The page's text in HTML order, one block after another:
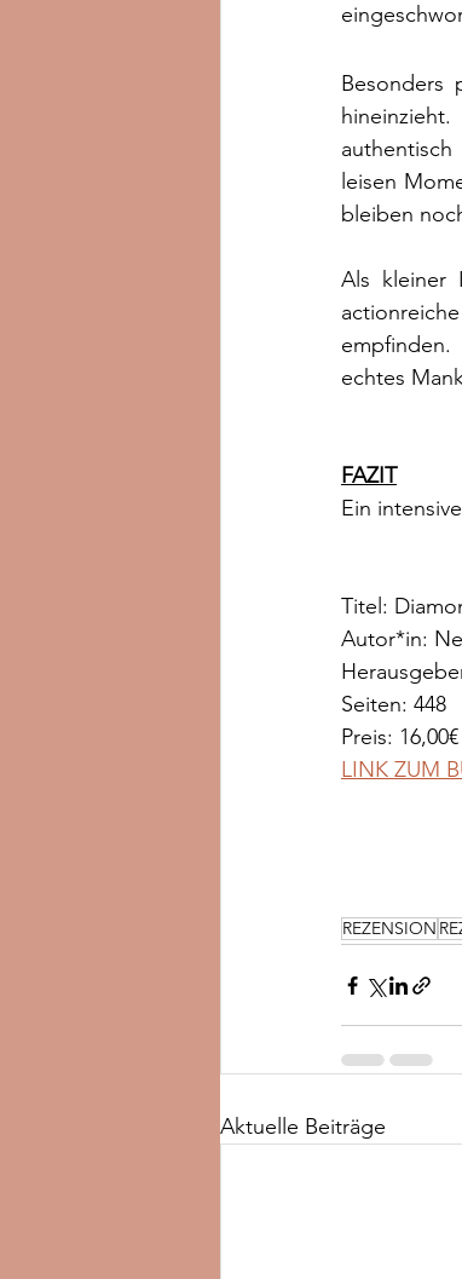
Besonders
leisen
bleiben
Als kleiner
echtes
FAZIT
Ein
Titel:
Autor*in:
Seiten: 448
Preis: 16,00€
LINK ZUM
REZENSION
Aktuelle Beiträge